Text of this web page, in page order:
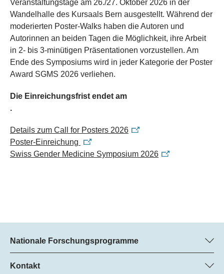
Veranstaltungstage am 26./27. Oktober 2026 in der
Wandelhalle des Kursaals Bern ausgestellt. Während der
moderierten Poster-Walks haben die Autoren und
Autorinnen an beiden Tagen die Möglichkeit, ihre Arbeit
in 2- bis 3-minütigen Präsentationen vorzustellen. Am
Ende des Symposiums wird in jeder Kategorie der Poster
Award SGMS 2026 verliehen.
Die Einreichungsfrist endet am
.
Details zum Call for Posters 2026
Poster-Einreichung
Swiss Gender Medicine Symposium 2026
Nationale Forschungsprogramme
Hier finden Sie Informationen zu allen Nationalen
Forschungsprogrammen (NFP):
Kontakt